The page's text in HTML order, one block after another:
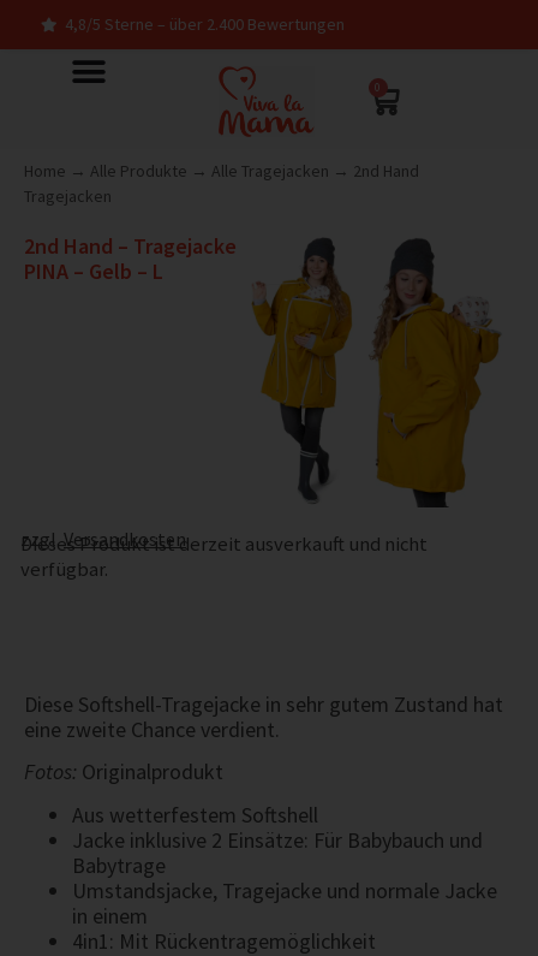
– über 2.400 Bewertungen
0
Home → Alle Produkte → Alle Tragejacken → 2nd Hand
Tragejacken
2nd Hand – Tragejacke
PINA – Gelb – L
zzgl.Versandkosten
Dieses Produkt ist derzeit ausverkauft und nicht
verfügbar.
Diese Softshell-Tragejacke in sehr gutem Zustand hat
eine zweite Chance verdient.
Fotos: Originalprodukt
Aus wetterfestem Softshell
Jacke inklusive 2 Einsätze: Für Babybauch und
Babytrage
Umstandsjacke, Tragejacke und normale Jacke
in einem
4in1: Mit Rückentragemöglichkeit